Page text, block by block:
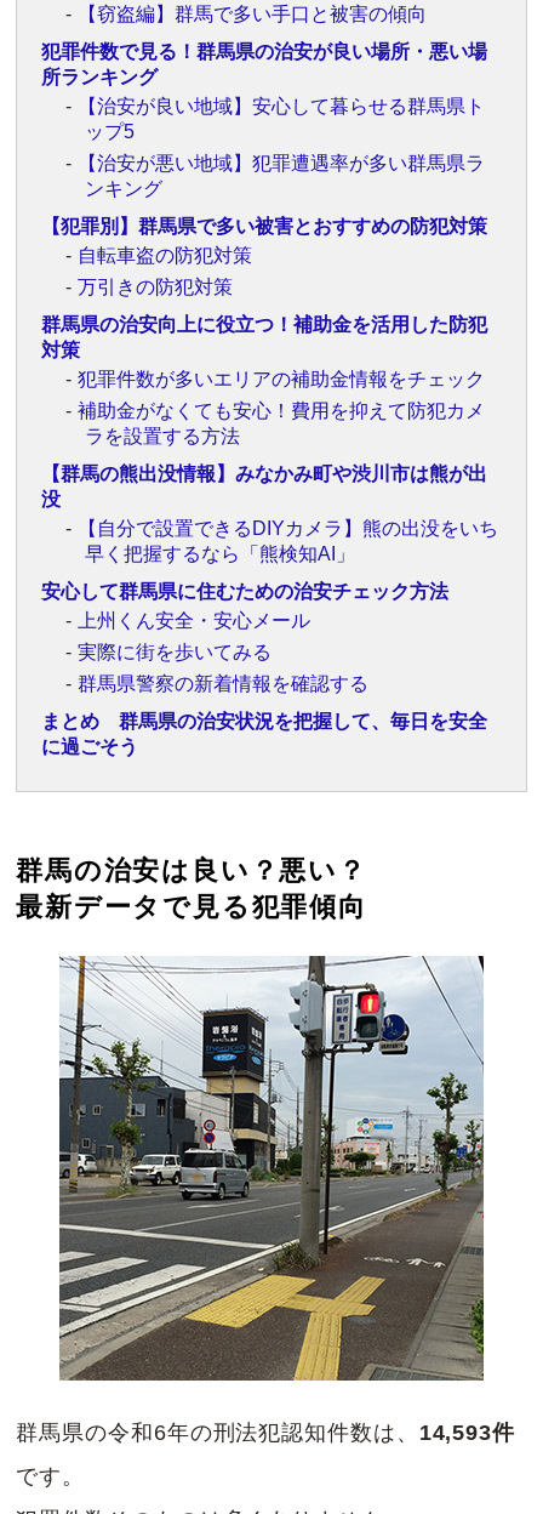
【窃盗編】群馬で多い手口と被害の傾向
犯罪件数で見る！群馬県の治安が良い場所・悪い場
所ランキング
【治安が良い地域】安心して暮らせる群馬県ト
ップ5
【治安が悪い地域】犯罪遭遇率が多い群馬県ラ
ンキング
【犯罪別】群馬県で多い被害とおすすめの防犯対策
自転車盗の防犯対策
万引きの防犯対策
群馬県の治安向上に役立つ！補助金を活用した防犯
対策
犯罪件数が多いエリアの補助金情報をチェック
補助金がなくても安心！費用を抑えて防犯カメ
ラを設置する方法
【群馬の熊出没情報】みなかみ町や渋川市は熊が出
没
【自分で設置できるDIYカメラ】熊の出没をいち
早く把握するなら「熊検知AI」
安心して群馬県に住むための治安チェック方法
上州くん安全・安心メール
実際に街を歩いてみる
群馬県警察の新着情報を確認する
まとめ 群馬県の治安状況を把握して、毎日を安全
に過ごそう
群馬の治安は良い？悪い？
最新データで見る犯罪傾向
群馬県の令和6年の刑法犯認知件数は、 14,593件
です。